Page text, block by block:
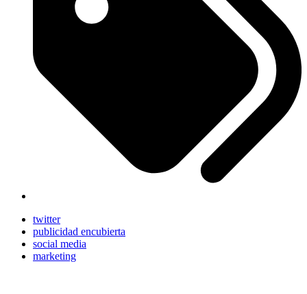
twitter
publicidad encubierta
social media
marketing